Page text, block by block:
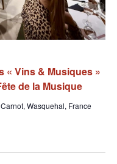
« Vins & Musiques »
de la Musique
Wasquehal, France